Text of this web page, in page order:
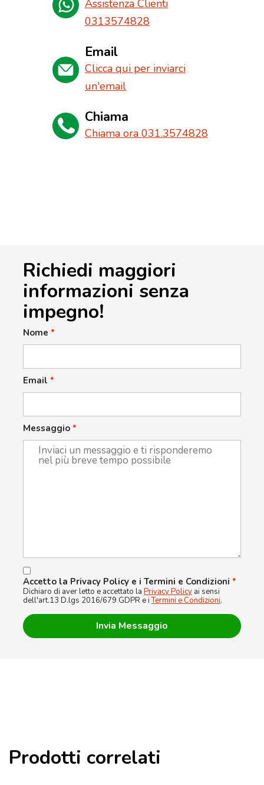
Assistenza Clienti
0313574828
Email
Clicca qui per inviarci
un'email
Chiama
Chiama ora 031.3574828
Richiedi maggiori
informazioni senza
impegno!
Nome *
Email *
Messaggio *
Accetto la Privacy Policy e i Termini e Condizioni *
Dichiaro di aver letto e accettato la Privacy Policy ai sensi
dell'art.13 D.lgs 2016/679 GDPR e iTermini e Condizioni.
Prodotti correlati